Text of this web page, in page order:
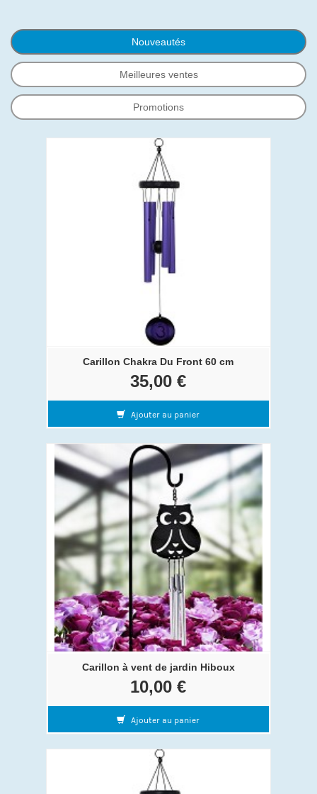
Nouveautés
Meilleures ventes
Promotions
Carillon Chakra Du Front 60 cm
35,00 €
Ajouter au panier
Carillon à vent de jardin Hiboux
10,00 €
Ajouter au panier